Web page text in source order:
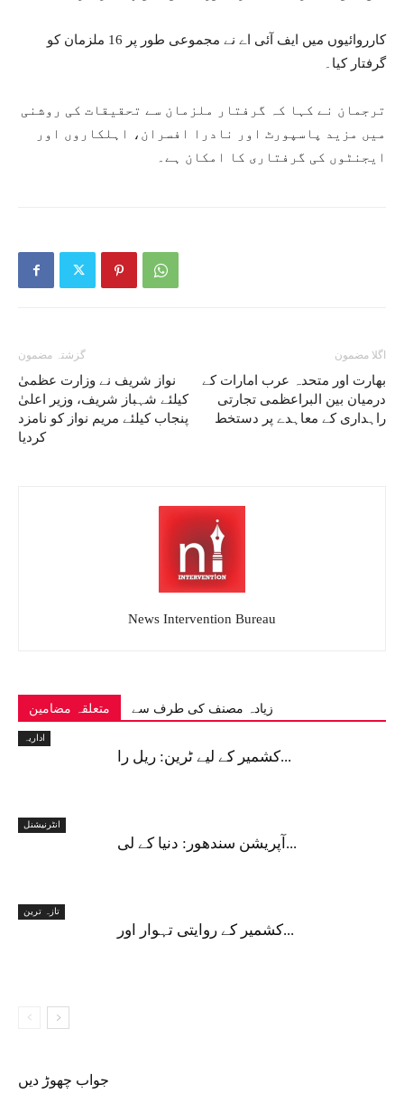
کارروائیوں میں ایف آئی اے نے مجموعی طور پر 16 ملزمان کو
گرفتار کیا۔
ترجمان نے کہا کہ گرفتار ملزمان سے تحقیقات کی روشنی
میں مزید پاسپورٹ اور نادرا افسران، اہلکاروں اور
ایجنٹوں کی گرفتاری کا امکان ہے۔
گزشتہ مضمون
نواز شریف نے وزارت عظمیٰ
کیلئے شہباز شریف، وزیر اعلیٰ
پنجاب کیلئے مریم نواز کو نامزد
کردیا
اگلا مضمون
بھارت اور متحدہ عرب امارات کے
درمیان بین البراعظمی تجارتی
راہداری کے معاہدے پر دستخط
News Intervention Bureau
متعلقہ مضامین زیادہ مصنف کی طرف سے
اداریہ
کشمیر کے لیے ٹرین: ریل را...
انٹرنیشنل
آپریشن سندھور: دنیا کے لی...
تازہ ترین
کشمیر کے روایتی تہوار اور...
جواب چھوڑ دیں